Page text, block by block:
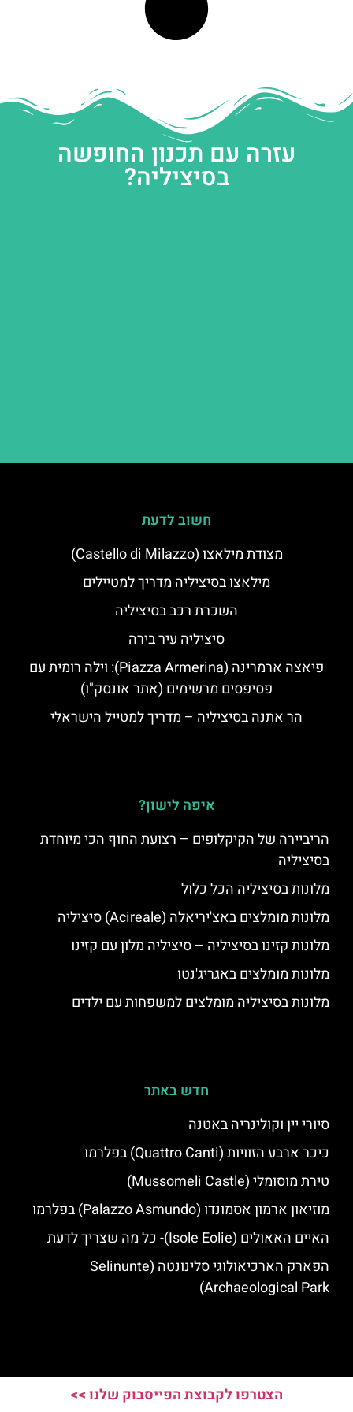
עזרה עם תכנון החופשה
בסיציליה?
חשוב לדעת
מצודת מילאצו (Castello di Milazzo)
מילאצו בסיציליה מדריך למטיילים
השכרת רכב בסיציליה
סיציליה עיר בירה
פיאצה ארמרינה (Piazza Armerina): וילה רומית עם
פסיפסים מרשימים (אתר אונסק"ו)
הר אתנה בסיציליה – מדריך למטייל הישראלי
איפה לישון?
הריביירה של הקיקלופים – רצועת החוף הכי מיוחדת
בסיציליה
מלונות בסיציליה הכל כלול
מלונות מומלצים באצ'יריאלה (Acireale) סיציליה
מלונות קזינו בסיציליה – סיציליה מלון עם קזינו
מלונות מומלצים באגריג'נטו
מלונות בסיציליה מומלצים למשפחות עם ילדים
חדש באתר
סיורי יין וקולינריה באטנה
כיכר ארבע הזוויות (Quattro Canti) בפלרמו
טירת מוסומלי (Mussomeli Castle)
מוזיאון ארמון אסמונדו (Palazzo Asmundo) בפלרמו
האיים האאולים (Isole Eolie)- כל מה שצריך לדעת
הפארק הארכיאולוגי סלינונטה (Selinunte
Archaeological Park)
הצטרפו לקבוצת הפייסבוק שלנו >>